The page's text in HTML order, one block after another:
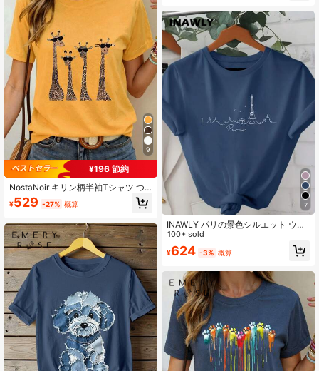
9
¥196 節約
NostaNoir キリン柄半袖Tシャツ つ
けまつげ付き カジュアルアウトフィ
ット用、チーター柄グラフィックTシ
¥529 -27% 概算 7
INAWLY パリの景色シルエット ウィ
メンズTシャツ、パリのクールなライ
ンアート プリントラウンドネック 半
袖Tシャツ、カジュアルグラフィック
100+ sold
¥624 -3% 概算